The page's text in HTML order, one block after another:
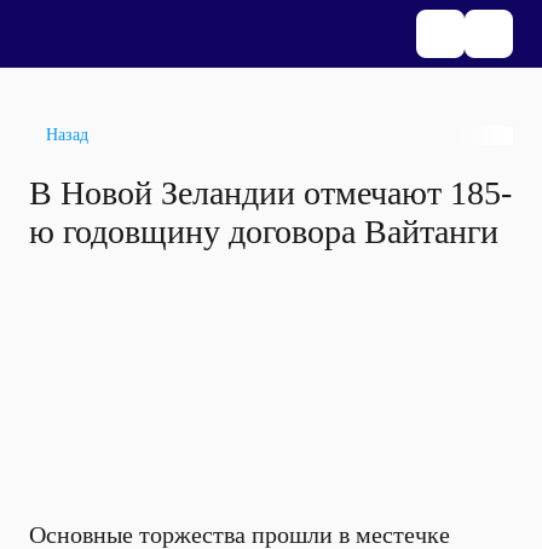
Назад
В Новой Зеландии отмечают 185-
ю годовщину договора Вайтанги
Основные торжества прошли в местечке